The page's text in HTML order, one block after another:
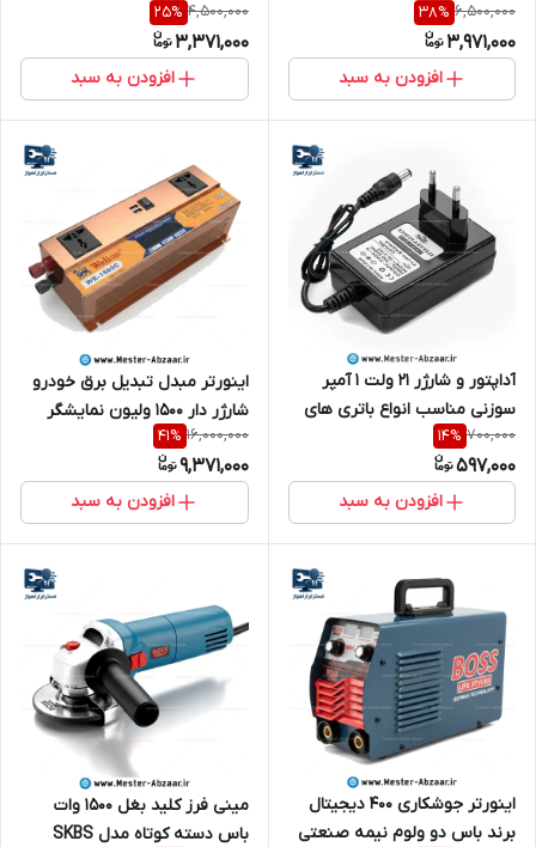
مدل RONIX 2107A
6,500,000
38%
3,971,000
افزودن به سبد
جعبه فلزی برند باس مدل
BOSS BS-263-PPR
4,500,000
25%
3,371,000
افزودن به سبد
آداپتور و شارژر 21 ولت 1 آمپر
سوزنی مناسب انواع باتری های
دریل و فرز و ... برند الکترا مدل
21DC 1A
700,000
14%
597,000
افزودن به سبد
اینورتر مبدل تبدیل برق خودرو
شارژر دار 1500 ولیون نمایشگر
LCD welion وات ویلیون پاور
WE-1500C شبه سینوسی
16,000,000
41%
9,371,000
افزودن به سبد
اینورتر جوشکاری 400 دیجیتال
برند باس دو ولوم نیمه صنعتی
مینی فرز کلید بغل 1500 وات
باس دسته کوتاه مدل SKBS